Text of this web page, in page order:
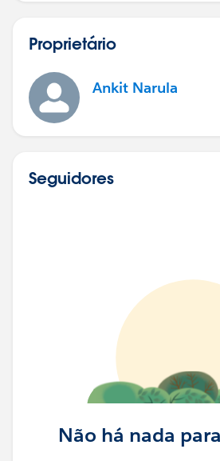
Proprietário
Ankit Narula
Seguidores
Não há nada